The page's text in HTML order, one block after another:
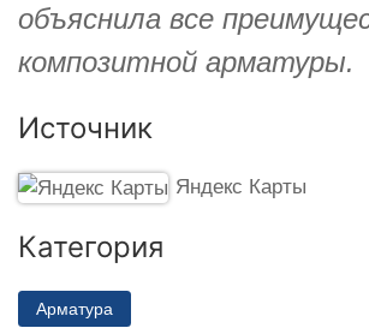
объяснила все
композитной арматуры.
Источник
Яндекс Карты
Категория
Арматура